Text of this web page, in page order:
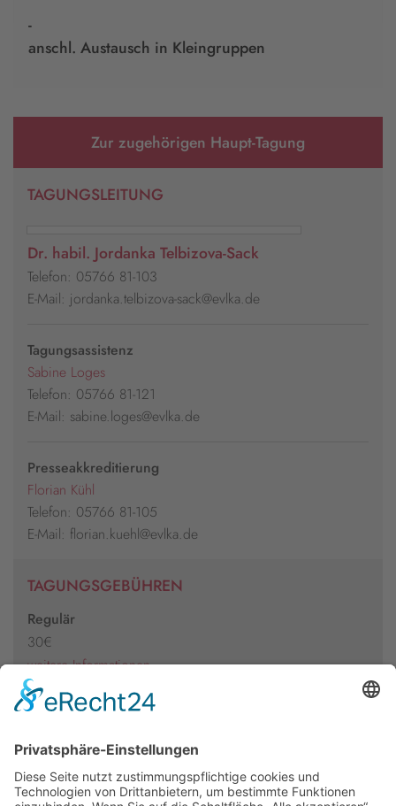
-
anschl. Austausch in Kleingruppen
Zur zugehörigen Haupt-Tagung
TAGUNGSLEITUNG
Dr. habil. Jordanka Telbizova-Sack
Telefon: 05766 81-103
E-Mail: jordanka.telbizova-sack@evlka.de
Tagungsassistenz
Sabine Loges
Telefon: 05766 81-121
E-Mail: sabine.loges@evlka.de
Presseakkreditierung
Florian Kühl
Telefon: 05766 81-105
E-Mail: florian.kuehl@evlka.de
TAGUNGSGEBÜHREN
Regulär
30€
weitere Informationen
In Kooperation mit der
Niedersächsischen Fachkonferenz für Flüchtlingsfragen